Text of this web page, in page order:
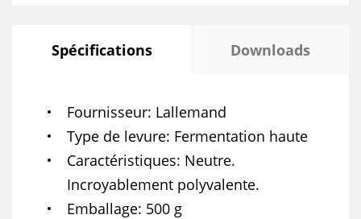
Spécifications Downloads
Fournisseur Lallemand
Type de levure Fermentation haute
Caractéristiques Neutre.
Incroyablement polyvalente.
Emballage 500 g